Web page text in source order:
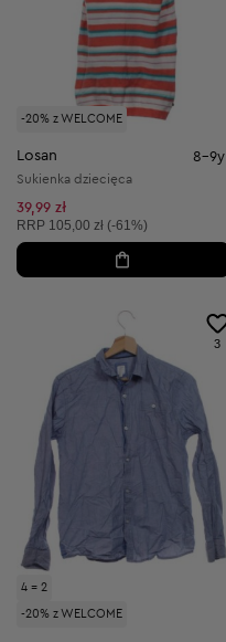
-20% z WELCOME
Losan 8-9y
Sukienka dziecięca
39,99 zł
Cena sugerowana:
RRP 105,00 zł (-61%)
4 = 2
-20% z WELCOME
3